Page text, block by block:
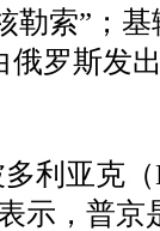
勒索” ；
俄罗斯发
利亚克（
示，普京